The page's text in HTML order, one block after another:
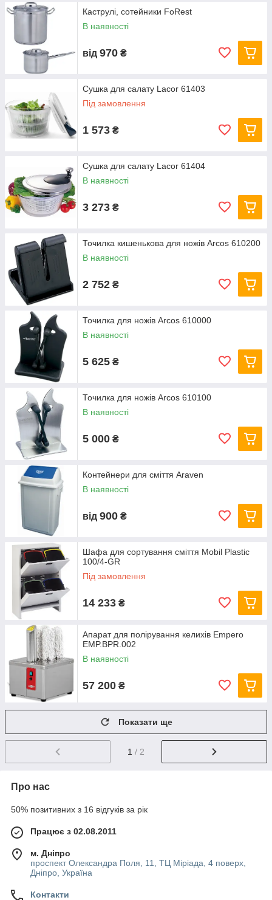
Каструлі, сотейники FoRest
В наявності
від 970 ₴
Сушка для салату Lacor 61403
Під замовлення
1 573 ₴
Сушка для салату Lacor 61404
В наявності
3 273 ₴
Точилка кишенькова для ножів Arcos 610200
В наявності
2 752 ₴
Точилка для ножів Arcos 610000
В наявності
5 625 ₴
Точилка для ножів Arcos 610100
В наявності
5 000 ₴
Контейнери для сміття Araven
В наявності
від 900 ₴
Шафа для сортування сміття Mobil Plastic
100/4-GR
Під замовлення
14 233 ₴
Апарат для полірування келихів Empero
EMP.BPR.002
В наявності
57 200 ₴
Показати ще
1 / 2
Про нас
50% позитивних з 16 відгуків за рік
Працює з 02.08.2011
м. Дніпро
проспект Олександра Поля, 11, ТЦ Міріада, 4 поверх,
Дніпро, Україна
Контакти